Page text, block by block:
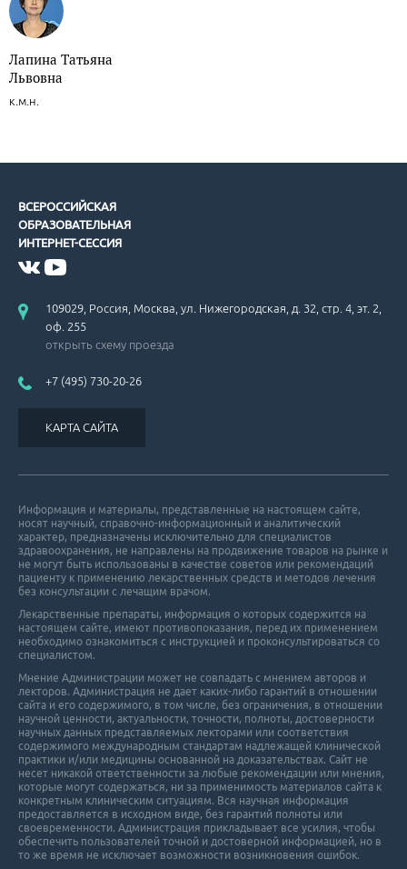
Лапина Татьяна
Львовна
к.м.н.
ВСЕРОССИЙСКАЯ
ОБРАЗОВАТЕЛЬНАЯ
ИНТЕРНЕТ-СЕССИЯ
109029, Россия, Москва, ул. Нижегородская, д. 32, стр. 4, эт. 2,
оф. 255
открыть схему проезда
+7 (495) 730-20-26
КАРТА САЙТА
Информация и материалы, представленные на настоящем сайте,
носят научный, справочно-информационный и аналитический
характер, предназначены исключительно для специалистов
здравоохранения, не направлены на продвижение товаров на рынке и
не могут быть использованы в качестве советов или рекомендаций
пациенту к применению лекарственных средств и методов лечения
без консультации с лечащим врачом.
Лекарственные препараты, информация о которых содержится на
настоящем сайте, имеют противопоказания, перед их применением
необходимо ознакомиться с инструкцией и проконсультироваться со
специалистом.
Мнение Администрации может не совпадать с мнением авторов и
лекторов. Администрация не дает каких-либо гарантий в отношении
cайта и его cодержимого, в том числе, без ограничения, в отношении
научной ценности, актуальности, точности, полноты, достоверности
научных данных представляемых лекторами или соответствия
содержимого международным стандартам надлежащей клинической
практики и/или медицины основанной на доказательствах. Сайт не
несет никакой ответственности за любые рекомендации или мнения,
которые могут содержаться, ни за применимость материалов сайта к
конкретным клиническим ситуациям. Вся научная информация
предоставляется в исходном виде, без гарантий полноты или
своевременности. Администрация прикладывает все усилия, чтобы
обеспечить пользователей точной и достоверной информацией, но в
то же время не исключает возможности возникновения ошибок.